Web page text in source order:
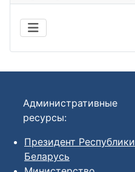
Административные
ресурсы:
Президент Республики
Беларусь